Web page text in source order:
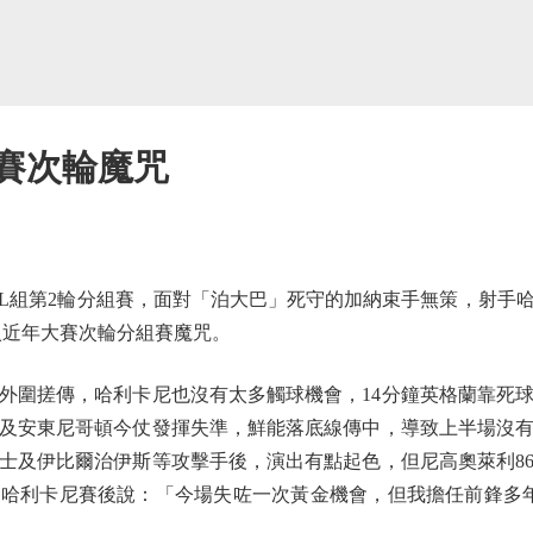
次輪魔咒
2輪分組賽，面對「泊大巴」死守的加納束手無策，射手
年大賽次輪分組賽魔咒。
傳，哈利卡尼也沒有太多觸球機會，14分鐘英格蘭靠死
安東尼哥頓今仗發揮失準，鮮能落底線傳中，導致上半場沒
及伊比爾治伊斯等攻擊手後，演出有點起色，但尼高奧萊利
利卡尼賽後說：「今場失咗一次黃金機會，但我擔任前鋒多